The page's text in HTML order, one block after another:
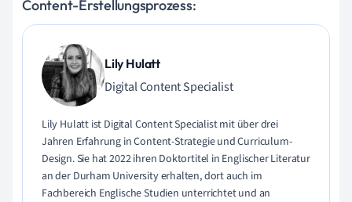
Content-Erstellungsprozess:
Lily Hulatt
Digital Content Specialist
Lily Hulatt ist Digital Content Specialist mit über drei
Jahren Erfahrung in Content-Strategie und Curriculum-
Design. Sie hat 2022 ihren Doktortitel in Englischer Literatur
an der Durham University erhalten, dort auch im
Fachbereich Englische Studien unterrichtet und an